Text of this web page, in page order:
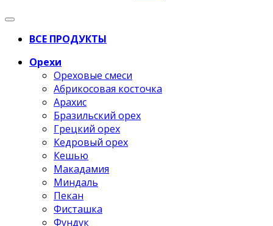
ВСЕ ПРОДУКТЫ
Орехи
Ореховые смеси
Абрикосовая косточка
Арахис
Бразильский орех
Грецкий орех
Кедровый орех
Кешью
Макадамия
Миндаль
Пекан
Фисташка
Фундук